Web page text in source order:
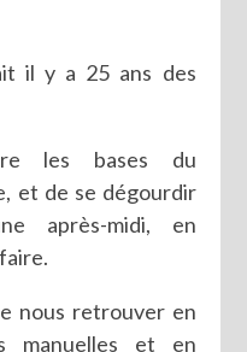
il y a 25 ans des
les bases du
et de se dégourdir
après-midi, en
nous retrouver en
manuelles et en